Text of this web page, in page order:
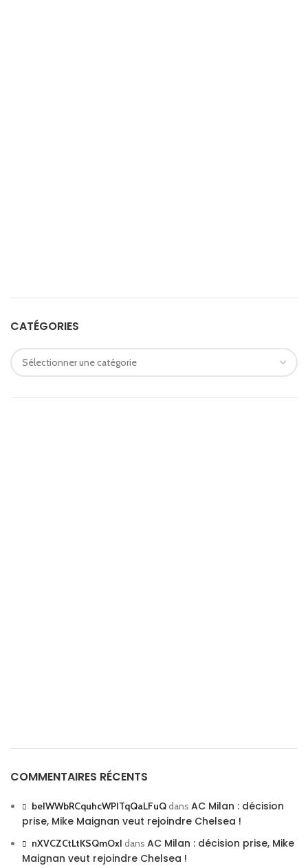
CATÉGORIES
COMMENTAIRES RÉCENTS
beIWWbRCquhcWPITqQaLFuQdans AC Milan : décision
prise, Mike Maignan veut rejoindre Chelsea !
nXVCZCtLtKSQmOxI dans AC Milan : décision prise, Mike
Maignan veut rejoindre Chelsea !